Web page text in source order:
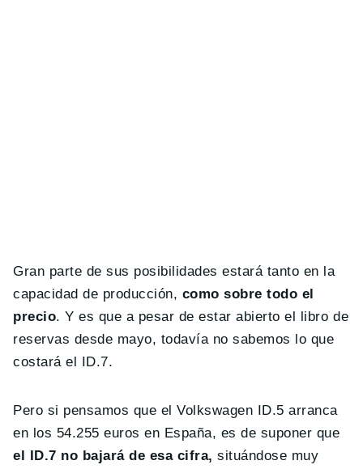
Gran parte de sus posibilidades estará tanto en la
capacidad de producción, como sobre todo el
precio. Y es que a pesar de estar abierto el libro de
reservas desde mayo, todavía no sabemos lo que
costará el ID.7.
Pero si pensamos que el Volkswagen ID.5 arranca
en los 54.255 euros en España, es de suponer que
el ID.7 no bajará de esa cifra, situándose muy